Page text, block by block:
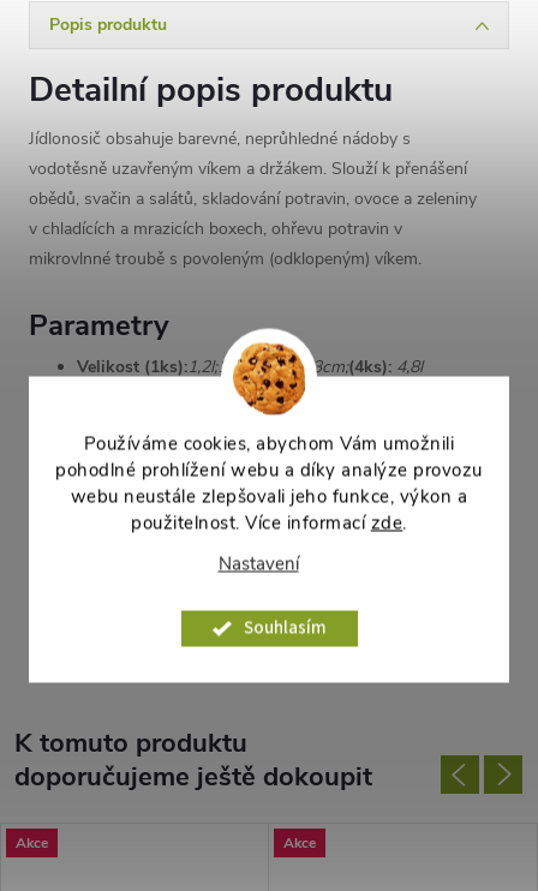
Používáme cookies, abychom Vám umožnili
pohodlné prohlížení webu a díky analýze provozu
webu neustále zlepšovali jeho funkce, výkon a
použitelnost. Více informací zde.
Nastavení
Souhlasím
Popis produktu
Detailní popis produktu
Jídlonosič obsahuje barevné, neprůhledné nádoby s
vodotěsně uzavřeným víkem a držákem. Slouží k přenášení
obědů, svačin a salátů, skladování potravin, ovoce a zeleniny
v chladících a mrazicích boxech, ohřevu potravin v
mikrovlnné troubě s povoleným (odklopeným) víkem.
Parametry
Velikost (1ks):1,2l;17,2x16,1x6,3cm;(4ks): 4,8l
Jídlonosič je dodáván v barvách dle dodavatele, budeme se
snažit dodat vaši preferovanou barvu kterou lze napsat do
poznámky k nákupu v sekci "Doprava a platba" při
K tomuto produktu
doporučujeme ještě dokoupit
Akce Akce